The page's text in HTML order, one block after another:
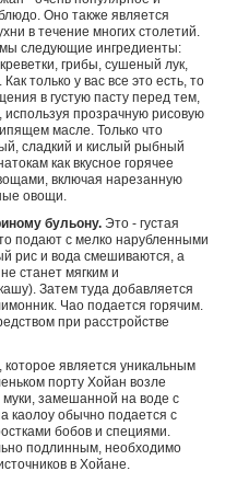
Оно также является
в течение многих столетий.
следующие ингредиенты:
грибы, сушеный лук,
только у вас все это есть, то
в густую пасту перед тем,
используя прозрачную рисовую
масле. Только что
сладкий и кислый рыбный
как вкусное горячее
включая нарезанную
овощи.
бульону. Это - густая
подают с мелко нарубленными
рис и вода смешиваются, а
станет мягким и
Затем туда добавляется
Чао подается горячим.
при расстройстве
является уникальным
порту Хойан возле
замешанной на воде с
каолоу обычно подается с
бобов и специями.
подлинным, необходимо
в Хойане.